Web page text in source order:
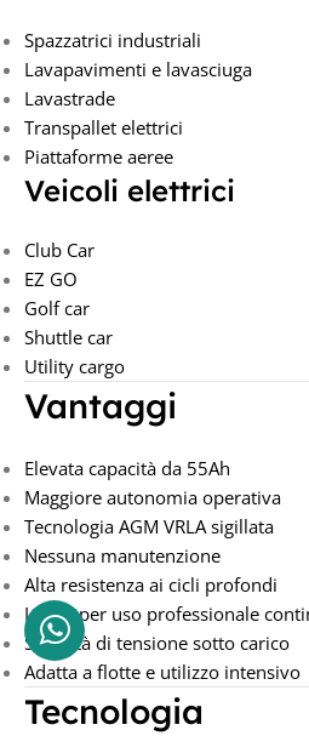
Spazzatrici industriali
Lavapavimenti e lavasciuga
Lavastrade
Transpallet elettrici
Piattaforme aeree
Veicoli elettrici
Club Car
EZ GO
Golf car
Shuttle car
Utility cargo
Vantaggi
Elevata capacità da 55Ah
Maggiore autonomia operativa
Tecnologia AGM VRLA sigillata
Nessuna manutenzione
Alta resistenza ai cicli profondi
Ideale per uso professionale
Stabilità di tensione sotto carico
Adatta a flotte e utilizzo intensivo
Tecnologia